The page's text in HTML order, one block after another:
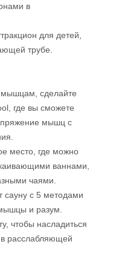
в
для детей,
трубе.
мышцам, сделайте
где вы сможете
мышц с
место, где можно
ваннами,
чаями.
сауну с 5 методами
и разум.
чтобы насладиться
расслабляющей